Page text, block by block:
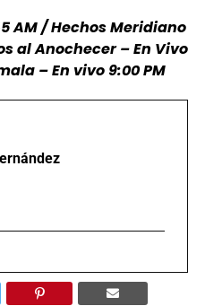
AM / Hechos Meridiano
al Anochecer – En Vivo
– En vivo 9:00 PM